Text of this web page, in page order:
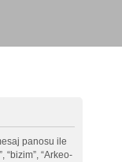
panosu ile
“bizim”, “Arkeo-